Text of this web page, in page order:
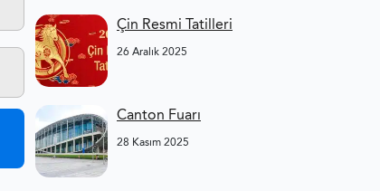
Çin Resmi Tatilleri
26 Aralık 2025
Canton Fuarı
28 Kasım 2025